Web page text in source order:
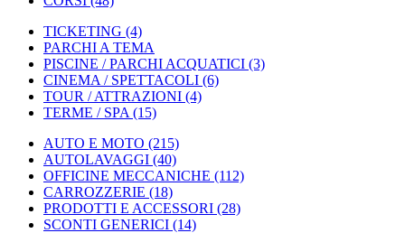
TICKETING (4)
PARCHI A TEMA
PISCINE / PARCHI ACQUATICI (3)
CINEMA / SPETTACOLI (6)
TOUR / ATTRAZIONI (4)
TERME / SPA (15)
AUTO E MOTO (215)
AUTOLAVAGGI (40)
OFFICINE MECCANICHE (112)
CARROZZERIE (18)
PRODOTTI E ACCESSORI (28)
SCONTI GENERICI (14)